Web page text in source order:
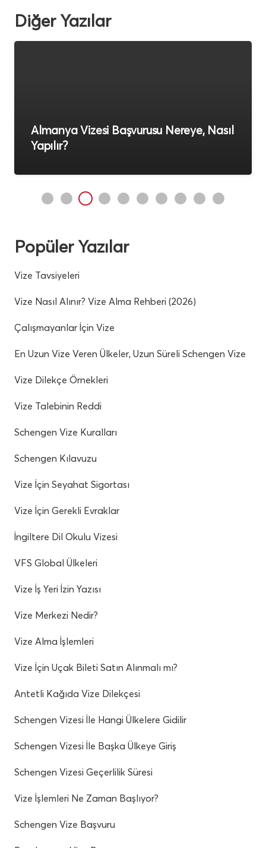
Diğer Yazılar
Almanya Vizesi Başvurusu Nereye, Nasıl
Yapılır?
Popüler Yazılar
Vize Tavsiyeleri
Vize Nasıl Alınır? Vize Alma Rehberi (2026)
Çalışmayanlar İçin Vize
En Uzun Vize Veren Ülkeler, Uzun Süreli Schengen Vize
Vize Dilekçe Örnekleri
Vize Talebinin Reddi
Schengen Vize Kuralları
Schengen Kılavuzu
Vize İçin Seyahat Sigortası
Vize İçin Gerekli Evraklar
İngiltere Dil Okulu Vizesi
VFS Global Ülkeleri
Vize İş Yeri İzin Yazısı
Vize Merkezi Nedir?
Vize Alma İşlemleri
Vize İçin Uçak Bileti Satın Alınmalı mı?
Antetli Kağıda Vize Dilekçesi
Schengen Vizesi İle Hangi Ülkelere Gidilir
Schengen Vizesi İle Başka Ülkeye Giriş
Schengen Vizesi Geçerlilik Süresi
Vize İşlemleri Ne Zaman Başlıyor?
Schengen Vize Başvuru